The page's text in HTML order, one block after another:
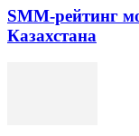
SMM-рейтинг
Казахстана